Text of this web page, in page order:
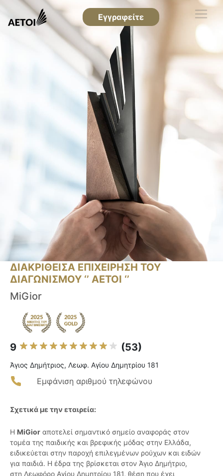
Εγγραφείτε
ΔΙΑΚΡΙΘΕΙΣΑ ΕΠΙΧΕΙΡΗΣΗ ΤΟΥ
ΔΙΑΓΩΝΙΣΜΟΥ ‘’ ΑΕΤΟΙ ‘’
MiGior
9 (53)
Άγιος Δημήτριος, Λεωφ. Αγίου Δημητρίου 181
Εμφάνιση αριθμού τηλεφώνου
Σχετικά με την εταιρεία:
Η MiGior αποτελεί σημαντικό σημείο αναφοράς στον
τομέα της παιδικής και βρεφικής μόδας στην Ελλάδα,
ειδικεύεται στην παροχή επιλεγμένων ρούχων και ειδών
για παιδιά. Η έδρα της βρίσκεται στον Άγιο Δημήτριο,
στη Λεωφόρο Αγίου Δημητρίου 181, θέση που έχει